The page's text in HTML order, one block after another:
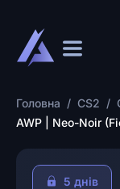
Головна / CS2 /
AWP | Neo-Noir
5 днів